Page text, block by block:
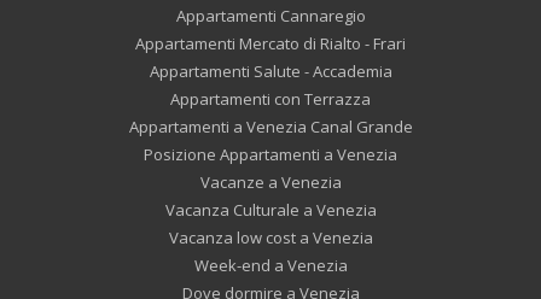
Appartamenti Cannaregio
Appartamenti Mercato di Rialto - Frari
Appartamenti Salute - Accademia
Appartamenti con Terrazza
Appartamenti a Venezia Canal Grande
Posizione Appartamenti a Venezia
Vacanze a Venezia
Vacanza Culturale a Venezia
Vacanza low cost a Venezia
Week-end a Venezia
Dove dormire a Venezia